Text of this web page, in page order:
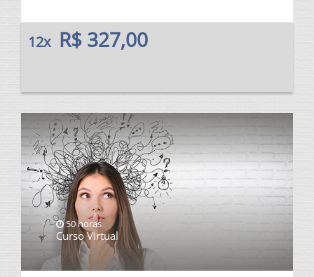
12x R$ 327,00
50 horas
Curso Virtual